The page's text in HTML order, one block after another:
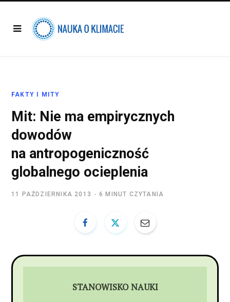
FAKTY I MITY
Mit: Nie ma empirycznych
dowodów
na antropogeniczność
globalnego ocieplenia
11 PAŹDZIERNIKA 2013 6 MINUT CZYTANIA
STANOWISKO NAUKI